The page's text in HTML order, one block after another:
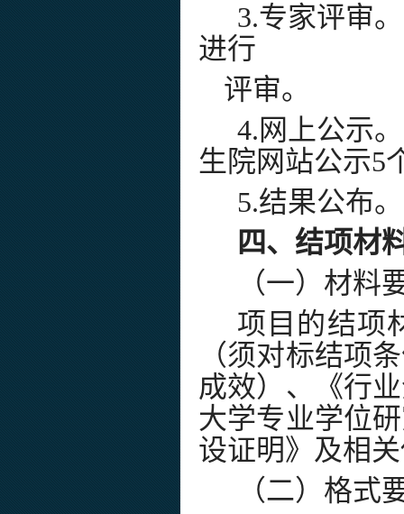
3.专家评审。
进行
评审。
4.网上公示。
生院网站公示5
5.结果公布
四、结项材
（一）材料
项目 的结项
（须对标结项
成效） 、
《行
大学专业学位
设证明》 及相
（二）格式